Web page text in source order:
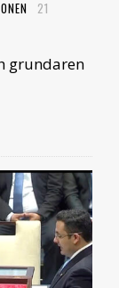
21
grundaren